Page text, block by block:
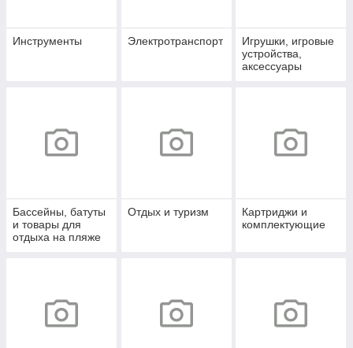
Инструменты Электротранспорт
Игрушки, игровые
устройства,
аксессуары
Бассейны, батуты
и товары для
отдыха на пляже
Отдых и туризм
Картриджи и
комплектующие